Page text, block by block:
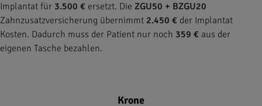
Implantat für 3.500 € ersetzt. Die ZGU50 + BZGU20
Zahnzusatzversicherung übernimmt 2.450 € der Implantat
Kosten. Dadurch muss der Patient nur noch 359 € aus der
eigenen Tasche bezahlen.
Krone